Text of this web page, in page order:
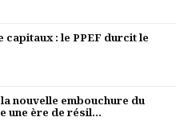
capitaux : le PPEF durcit le
nouvelle embouchure du
une ère de résil...